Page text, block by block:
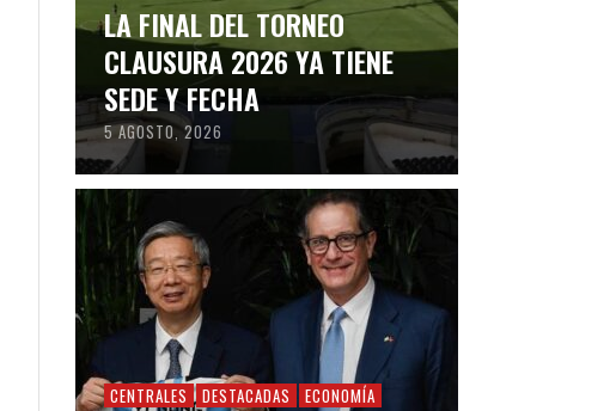
LA FINAL DEL TORNEO
CLAUSURA 2026 YA TIENE
SEDE Y FECHA
5 AGOSTO, 2026
CENTRALES DESTACADAS ECONOMÍA